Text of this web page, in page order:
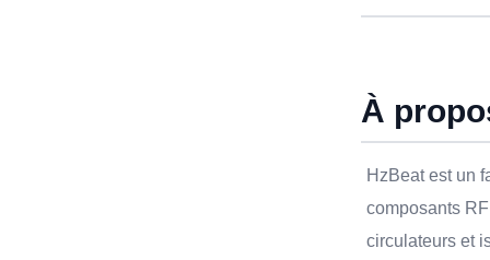
À
HzBeat est un
composants
circulateurs et